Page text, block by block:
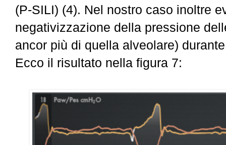
(P-SILI) (4). Nel nostro caso inoltre
negativizzazione della pressione
ancor più di quella alveolare)
Ecco il risultato nella figura 7: